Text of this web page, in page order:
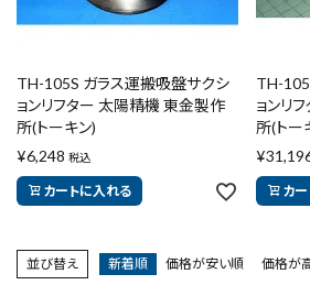
リセット この
TH-105S ガラス運搬吸盤サクシ
ョンリフター 太陽精機 東金製作
所(トーキン)
¥6,248 税込
カートに入れる
TH-
ョンリ
所(トー
¥
カ
並び替え 新着順 価格が安い順 価格が